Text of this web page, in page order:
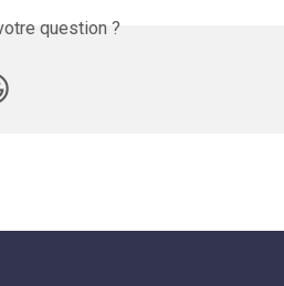
question ?